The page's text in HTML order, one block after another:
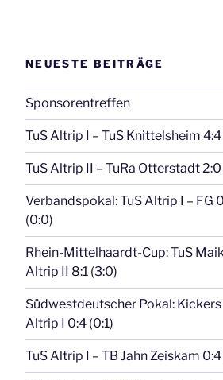
NEUESTE BEITRÄGE
Sponsorentreffen
TuS Altrip I – TuS Knittelsheim
TuS Altrip II – TuRa Otterstadt 2:0
Verbandspokal: TuS Altrip I –
(0:0)
Rhein-Mittelhaardt-Cup: TuS
Altrip II 8:1 (3:0)
Südwestdeutscher Pokal: Kickers
Altrip I 0:4 (0:1)
TuS Altrip I – TB Jahn Zeiskam